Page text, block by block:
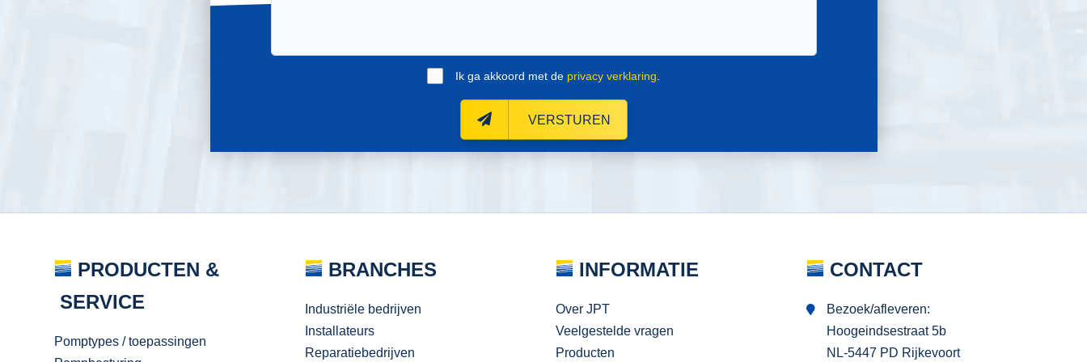
Ik ga akkoord met de privacy verklaring
VERSTUREN
PRODUCTEN &
SERVICE
Pomptypes / toepassingen
BRANCHES
Industriële bedrijven
Installateurs
Reparatiebedrijven
INFORMATIE
Over JPT
Veelgestelde vragen
Producten
CONTACT
Bezoek/afleveren:
Hoogeindsestraat 5b
NL-5447 PD Rijkevoort